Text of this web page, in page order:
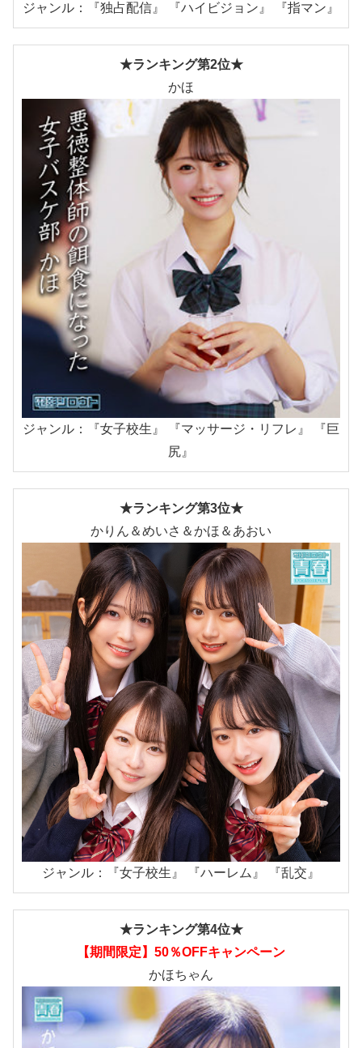
ジャンル：『独占配信』 『ハイビジョン』 『指マン』
★ランキング第2位★
かほ
ジャンル：『女子校生』 『マッサージ・リフレ』 『巨
尻』
★ランキング第3位★
かりん＆めいさ＆かほ＆あおい
ジャンル：『女子校生』 『ハーレム』 『乱交』
★ランキング第4位★
【期間限定】50％OFFキャンペーン
かほちゃん